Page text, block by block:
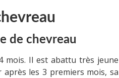
de chevreau
mois. Il est abattu très jeune
les 3 premiers mois, sa